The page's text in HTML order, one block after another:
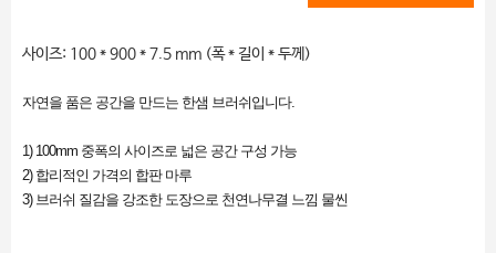
사이즈: 100 * 900 * 7.5 mm (폭 * 길이 * 두께)
자연을 품은 공간을 만드는 한샘 브러쉬입니다.
1) 100mm 중폭의 사이즈로 넓은 공간 구성 가능
2) 합리적인 가격의 합판 마루
3) 브러쉬 질감을 강조한 도장으로 천연나무결 느낌 물씬